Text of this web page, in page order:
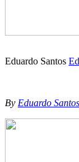
Eduardo Santos
By Eduardo Santos